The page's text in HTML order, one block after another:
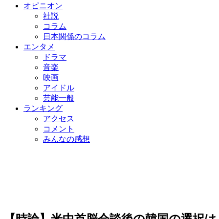
オピニオン
社説
コラム
日本関係のコラム
エンタメ
ドラマ
音楽
映画
アイドル
芸能一般
ランキング
アクセス
コメント
みんなの感想